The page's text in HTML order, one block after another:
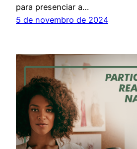
para presenciar a…
5 de novembro de 2024